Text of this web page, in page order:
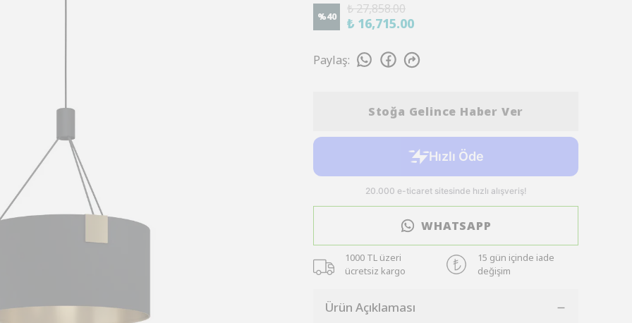
%40
₺ 27,858.00
₺ 16,715.00
Paylaş:
Stoğa Gelince Haber Ver
WHATSAPP
1000 TL üzeri
ücretsiz kargo
15 gün içinde iade
değişim
Ürün Açıklaması